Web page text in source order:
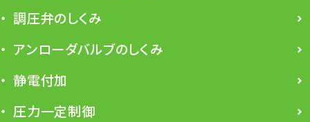
調圧弁のしくみ
アンローダバルブのしくみ
静電付加
圧力一定制御